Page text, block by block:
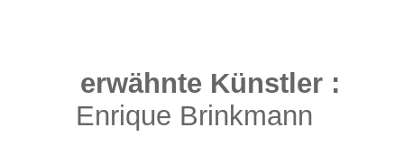
erwähnte Künstler :
Enrique Brinkmann